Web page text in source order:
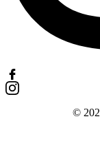
©